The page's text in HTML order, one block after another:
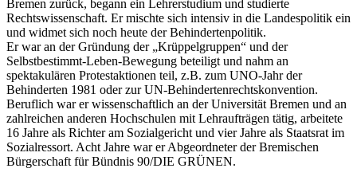
Bremen zurück, begann ein Lehrerstudium und studierte
Rechtswissenschaft. Er mischte sich intensiv in die Landespolitik ein
und widmet sich noch heute der Behindertenpolitik.
Er war an der Gründung der „Krüppelgruppen“ und der
Selbstbestimmt-Leben-Bewegung beteiligt und nahm an
spektakulären Protestaktionen teil, z.B. zum UNO-Jahr der
Behinderten 1981 oder zur UN-Behindertenrechtskonvention.
Beruflich war er wissenschaftlich an der Universität Bremen und an
zahlreichen anderen Hochschulen mit Lehraufträgen tätig, arbeitete
16 Jahre als Richter am Sozialgericht und vier Jahre als Staatsrat im
Sozialressort. Acht Jahre war er Abgeordneter der Bremischen
Bürgerschaft für Bündnis 90/DIE GRÜNEN.